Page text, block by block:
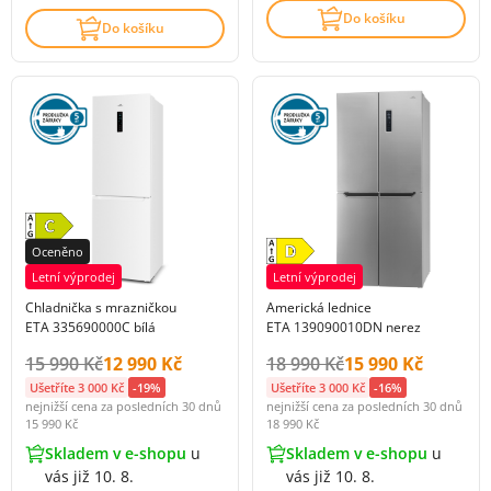
Do košíku Do košíku
Oceněno
Letní výprodej
Chladnička s mrazničkou
ETA 335690000C bílá
Původní cena s DPH:
15 990 KčCena s DPH:
12 990 Kč
Ušetříte 3 000 Kč -19%
nejnižší cena za posledních 30 dnů
15 990 Kč
Skladem v e-shopu u
vás již 10. 8.
Letní výprodej
Americká lednice
ETA 139090010DN nerez
Původní cena s DPH:
18 990 KčCena s DPH:
15 990 Kč
Ušetříte 3 000 Kč -16%
nejnižší cena za posledních 30 dnů
18 990 Kč
Skladem v e-shopu u
vás již 10. 8.